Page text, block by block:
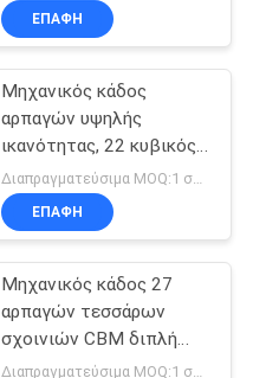
ΕΠΑΦΉ
Μηχανικός κάδος
αρπαγών υψηλής
ικανότητας, 22 κυβικός
μετρητής τέσσερις
αρπαγή σχοινιών
ΕΠΑΦΉ
Μηχανικός κάδος 27
αρπαγών τεσσάρων
σχοινιών CBM διπλή
αρπαγή Clamshell νυχιών